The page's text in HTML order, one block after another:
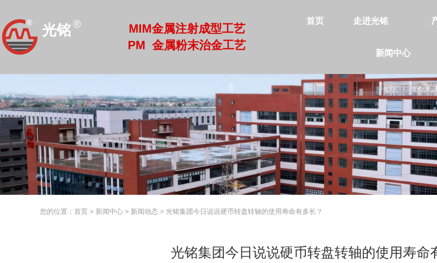
光铭
MIM金属注射成型工艺
PM 金属粉末治金工艺
首页 走进光铭
新闻中心
光铭
走进光铭 产品中心
公司实力 新闻中心 联系我们
您的位置：首页 > 新闻中心 > 新闻动态 > 光铭集团今日说说硬币转盘转轴的使用寿命有多长？
光铭集团今日说说硬币转盘转轴的使用寿命